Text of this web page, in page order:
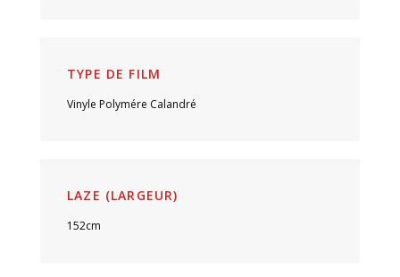
TYPE DE FILM
Vinyle Polymére Calandré
LAZE (LARGEUR)
152cm